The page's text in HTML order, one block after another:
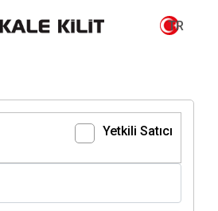
TR
Yetkili Satıcı